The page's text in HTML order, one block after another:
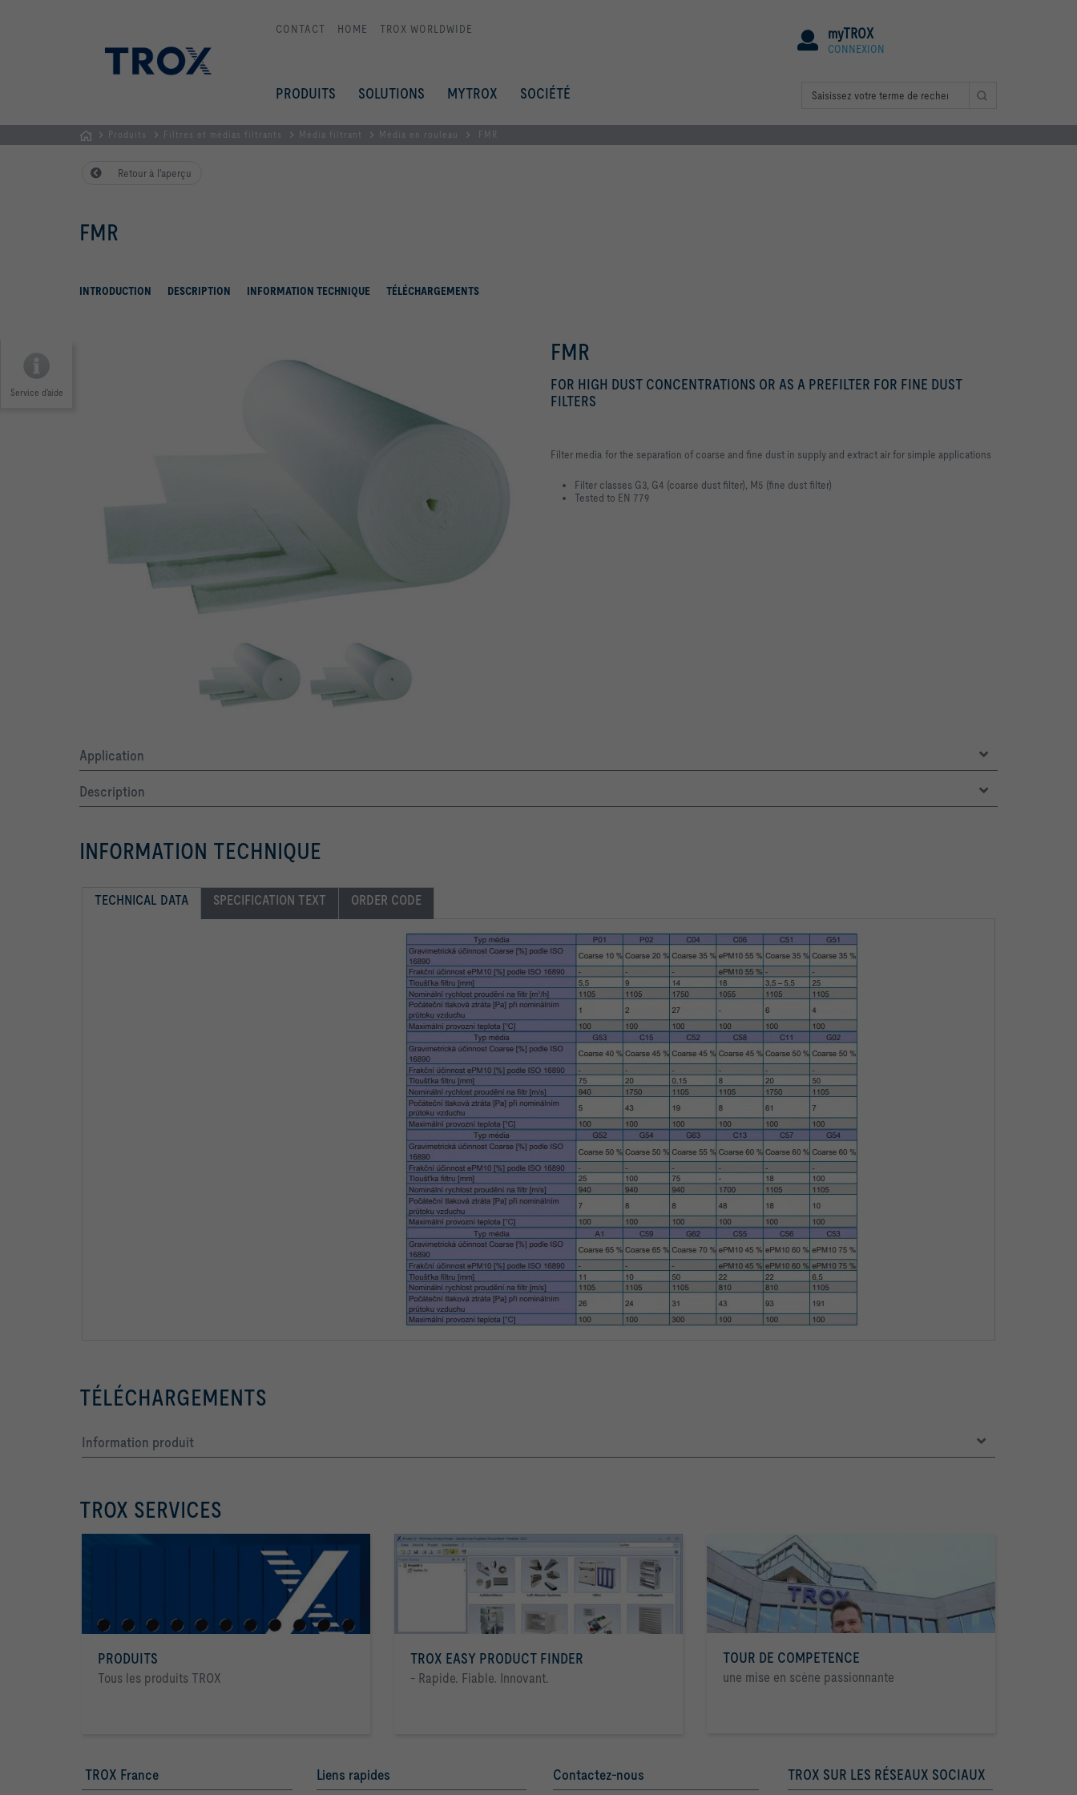
CONTACT HOME TROX WORLDWIDE myTROX
CONNEXION
PRODUITS SOLUTIONS MYTROX SOCIÉTÉ
d'accueil
Produits Filtres et médias filtrants Média filtrant Média en rouleau FMR
Retour à l'aperçu
FMR
INTRODUCTION DESCRIPTION INFORMATION TECHNIQUE TÉLÉCHARGEMENTS
Service d'aide
FMR
FOR HIGH DUST CONCENTRATIONS OR AS A PREFILTER FOR FINE DUST
FILTERS
Filter media for the separation of coarse and fine dust in supply and extract air for simple applications
Filter classes G3, G4 (coarse dust filter), M5 (fine dust filter)
Tested to EN 779
Application
Description
INFORMATION TECHNIQUE
TECHNICAL DATA SPECIFICATION TEXT ORDER CODE
TÉLÉCHARGEMENTS
Information produit
TROX SERVICES
PRODUITS
Tous les produits TROX
TROX EASY PRODUCT FINDER
- Rapide. Fiable. Innovant.
TOUR DE COMPETENCE
une mise en scène passionnante
TROX France Liens rapides Contactez-nous TROX SUR LES RÉSEAUX SOCIAUX